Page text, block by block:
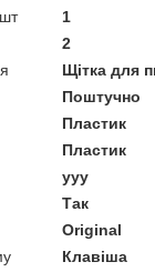
1
2
Щітка для
Поштучно
Пластик
Пластик
yyy
Так
Original
Клавіша